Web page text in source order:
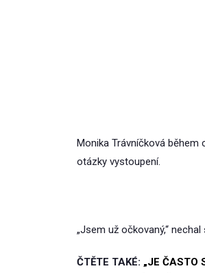
Monika Trávníčková během
otázky vystoupení.
„Jsem už očkovaný,“
ČTĚTE TAKÉ: „JE ČASTO